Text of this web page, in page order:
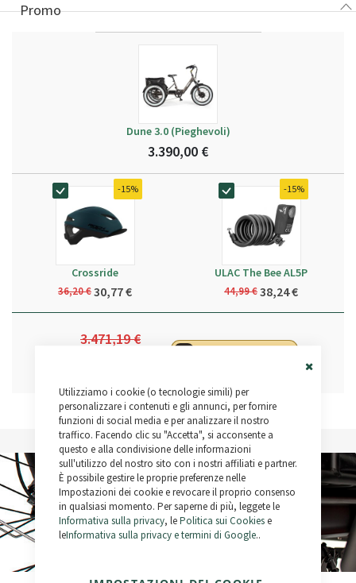
Utilizziamo i cookie (o tecnologie simili) per
personalizzare i contenuti e gli annunci, per fornire
funzioni di social media e per analizzare il nostro
traffico. Facendo clic su "Accetta", si acconsente a
questo e alla condivisione delle informazioni
sull'utilizzo del nostro sito con i nostri affiliati e partner.
È possibile gestire le proprie preferenze nelle
Impostazioni dei cookie e revocare il proprio consenso
in qualsiasi momento. Per saperne di più, leggete le
Informativa sulla privacy, lePolitica sui Cookiese
leInformativa sulla privacy e termini di Google..
Promo
Dune 3.0 (Pieghevoli)
3.390,00 €
-15%
Crossride
36,20 €30,77 €
-15%
ULAC The Bee AL5P
44,99 €38,24 €
3.471,19 €